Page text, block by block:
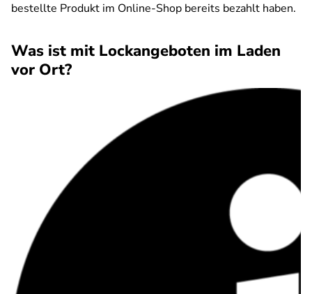
bestellte Produkt im Online-Shop bereits bezahlt haben.
Was ist mit Lockangeboten im Laden
vor Ort?